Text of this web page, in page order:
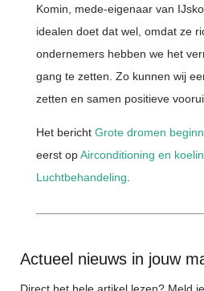
Komin, mede-eigenaar van
idealen doet dat wel, omdat ze
ondernemers hebben we het
gang te zetten. Zo kunnen wij
zetten en samen positieve
Het bericht Grote dromen
eerst opAirconditioning en
Luchtbehandeling
Actueel nieuws in jouw